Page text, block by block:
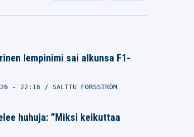
lempinimi sai alkunsa F1-
- 22:16 SALTTU FORSSTRÖM
huhuja: ”Miksi keikuttaa